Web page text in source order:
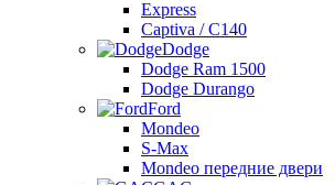
Express
Captiva / C140
Dodge
Dodge Ram 1500
Dodge Durango
Ford
Mondeo
S-Max
Mondeo передние двери